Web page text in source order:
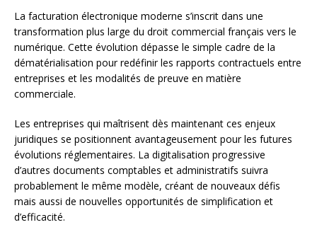
La facturation électronique moderne s’inscrit dans une
transformation plus large du droit commercial français vers le
numérique. Cette évolution dépasse le simple cadre de la
dématérialisation pour redéfinir les rapports contractuels entre
entreprises et les modalités de preuve en matière
commerciale.
Les entreprises qui maîtrisent dès maintenant ces enjeux
juridiques se positionnent avantageusement pour les futures
évolutions réglementaires. La digitalisation progressive
d’autres documents comptables et administratifs suivra
probablement le même modèle, créant de nouveaux défis
mais aussi de nouvelles opportunités de simplification et
d’efficacité.